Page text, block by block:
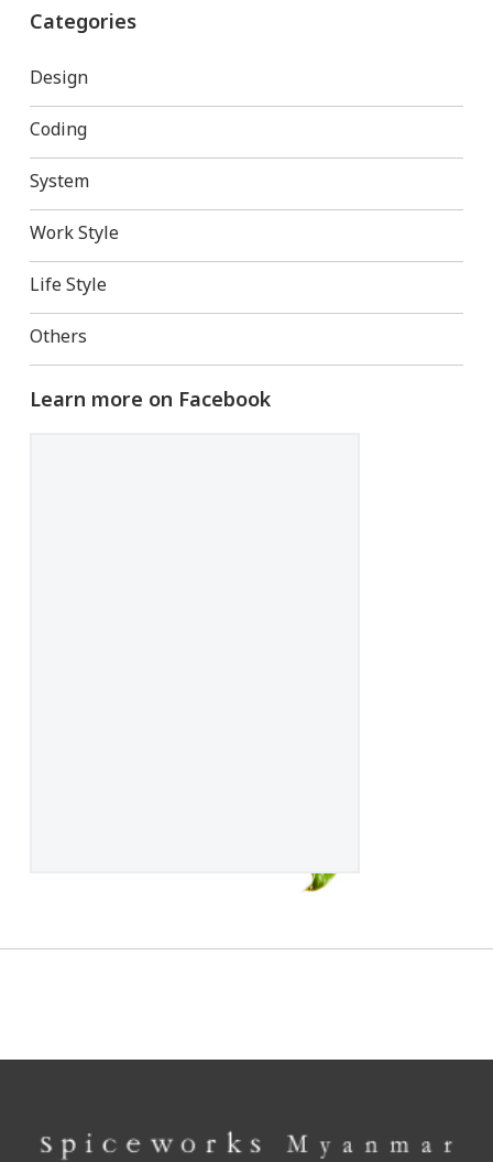
Categories
Design
Coding
System
Work Style
Life Style
Others
Learn more on Facebook